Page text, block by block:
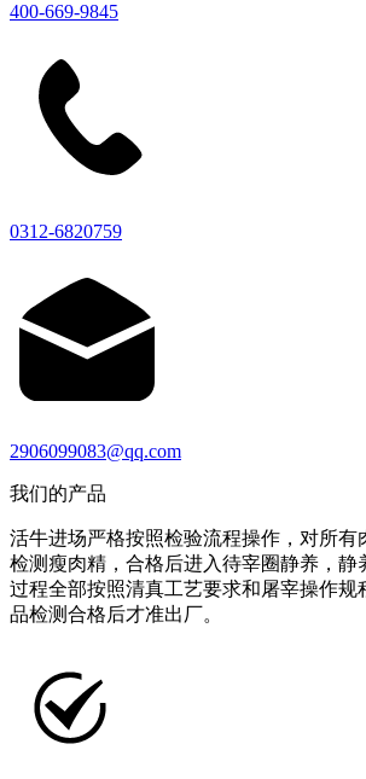
400-669-9845
0312-6820759
2906099083@qq.com
我们的产品
活牛进场严格按照检验流程操作，对所有
检测瘦肉精，合格后进入待宰圈静养，静
过程全部按照清真工艺要求和屠宰操作规
品检测合格后才准出厂。